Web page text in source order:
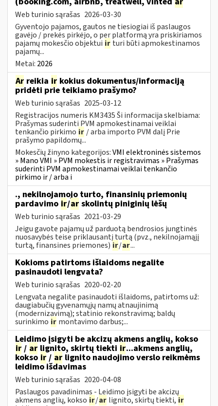
Web turinio sąrašas 2026-03-30
Gyventojo pajamos, gautos ne tiesiogiai iš paslaugos
gavėjo / prekės pirkėjo, o per platformą yra priskiriamos
pajamų mokesčio objektui ir turi būti apmokestinamos
pajamų...
Metai: 2026
Ar reikia ir kokius dokumentus/informaciją
pridėti prie teikiamo prašymo?
Web turinio sąrašas 2025-03-12
Registracijos numeris KM3435 Ši informacija skelbiama:
Prašymas suderinti PVM apmokestinamai veiklai
tenkančio pirkimo ir / arba importo PVM dalį Prie
prašymo papildomų...
Mokesčių žinyno kategorijos:VMI elektroninės sistemos
» Mano VMI » PVM mokestis ir registravimas » Prašymas
suderinti PVM apmokestinamai veiklai tenkančio
pirkimo ir / arba i
., nekilnojamojo turto, finansinių priemonių
pardavimo ir/ar skolintų piniginių lėšų
Web turinio sąrašas 2021-03-29
Jeigu gavote pajamų už parduotą bendrosios jungtinės
nuosavybės teise priklausantį turtą (pvz., nekilnojamąjį
turtą, finansines priemones) ir/ar...
Kokioms patirtoms išlaidoms negalite
pasinaudoti lengvata?
Web turinio sąrašas 2020-02-20
Lengvata negalite pasinaudoti išlaidoms, patirtoms už:
daugiabučių gyvenamųjų namų atnaujinimą
(modernizavimą); statinio rekonstravimą; baldų
surinkimo ir montavimo darbus;...
Leidimo įsigyti be akcizų akmens anglių, kokso
ir / ar lignito, skirtų tiekti ir...akmens anglių,
kokso ir / ar lignito naudojimo verslo reikmėms
leidimo išdavimas
Web turinio sąrašas 2020-04-08
Paslaugos pavadinimas - Leidimo įsigyti be akcizų
akmens anglių, kokso ir/ar lignito, skirtų tiekti, ir